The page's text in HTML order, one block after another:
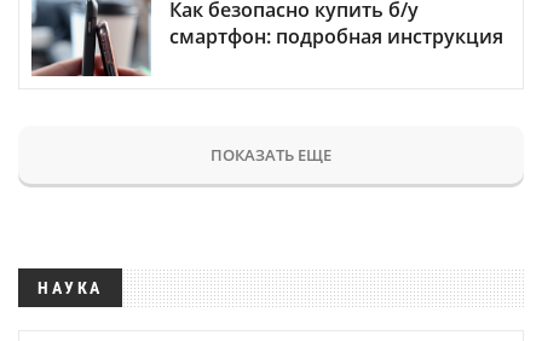
Как безопасно купить б/у
смартфон: подробная инструкция
ПОКАЗАТЬ ЕЩЕ
НАУКА